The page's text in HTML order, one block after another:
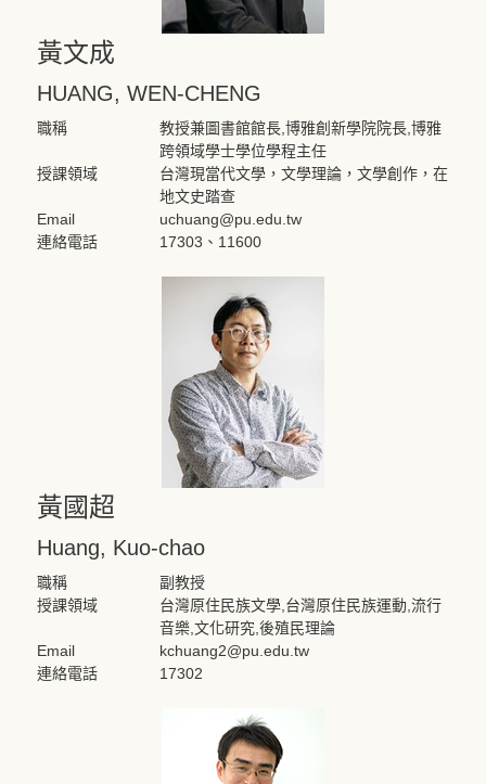
黃文成
HUANG, WEN-CHENG
職稱
教授兼圖書館館長,博雅創新學院院長,博雅
跨領域學士學位學程主任
授課領域
台灣現當代文學，文學理論，文學創作，在
地文史踏查
Email
uchuang@pu.edu.tw
連絡電話
17303、11600
黃國超
Huang, Kuo-chao
職稱
副教授
授課領域
台灣原住民族文學,台灣原住民族運動,流行
音樂,文化研究,後殖民理論
Email
kchuang2@pu.edu.tw
連絡電話
17302